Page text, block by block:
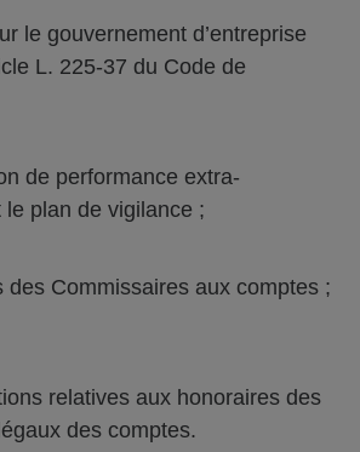
le gouvernement d’entreprise
L. 225-37 du Code de
de performance extra-
le plan de vigilance ;
des Commissaires aux comptes ;
relatives aux honoraires des
des comptes.